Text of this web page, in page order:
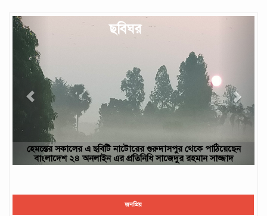
ছবিঘর
ছবিটি নওগাঁ জেলার রাণীনগর উপজেলার পারইল গ্রাম থেকে তোলা-
ইউসুফ, নওগাঁ
জনপ্রিয়